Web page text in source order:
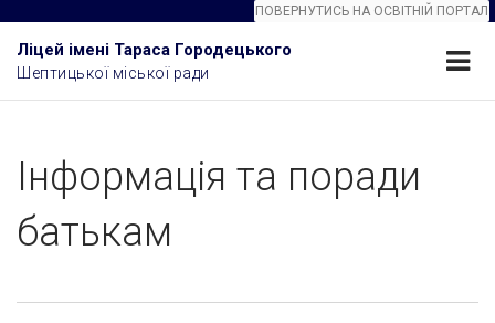
ПОВЕРНУТИСЬ НА ОСВІТНІЙ ПОРТАЛ
Ліцей імені Тараса Городецького
Шептицької міської ради
Інформація та поради
батькам